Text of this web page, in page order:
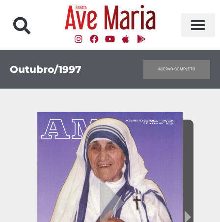
Outubro/1997 ACERVO COMPLETO